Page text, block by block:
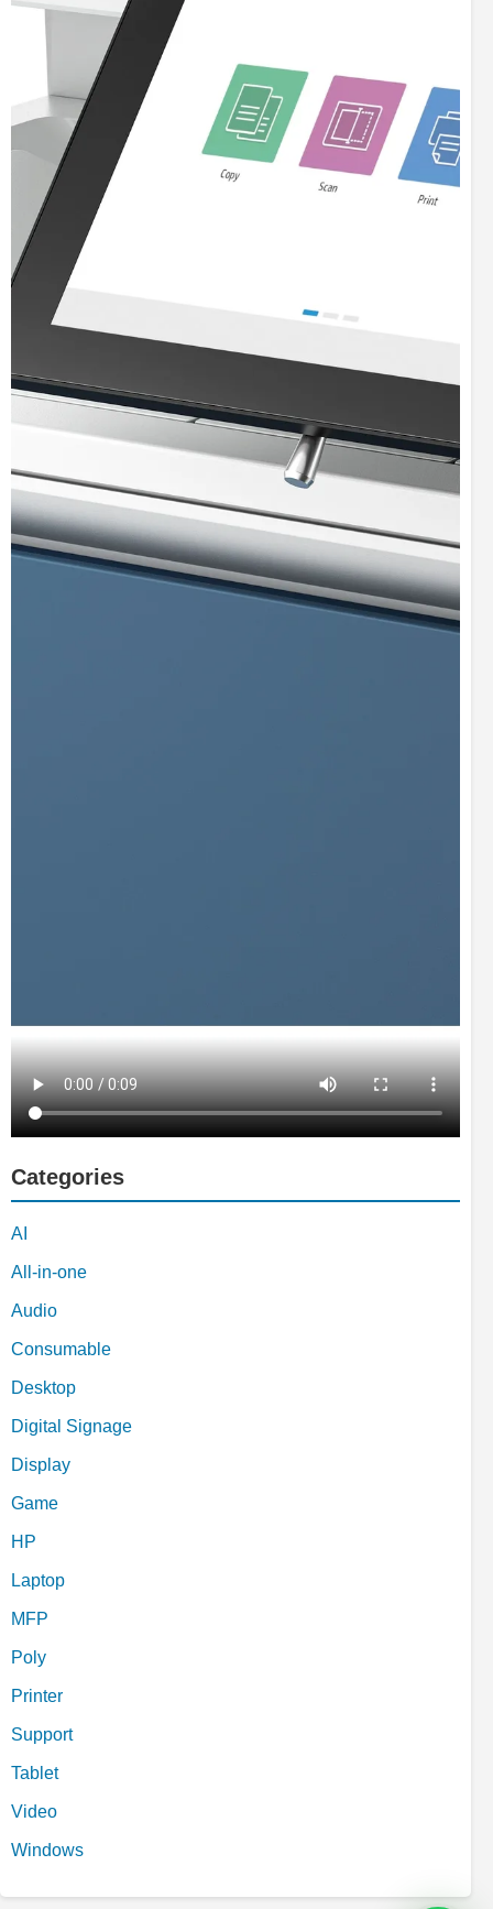
Categories
AI
All-in-one
Audio
Consumable
Desktop
Digital Signage
Display
Game
HP
Laptop
MFP
Poly
Printer
Support
Tablet
Video
Windows